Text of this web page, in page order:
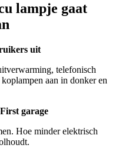
lampje gaat
uit
telefonisch
aan in donker en
garage
Hoe minder elektrisch